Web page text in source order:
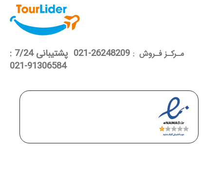
مـرکـز فـروش :
26248209-021 پشتیبانی 7/24 :
91306584-021